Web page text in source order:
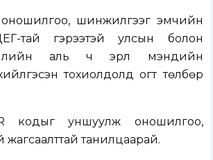
шинжилгээг эмчийн
тай гэрээтэй улсын болон
аль ч эрүүл мэндийн
тохиолдолд огт төлбөр
кодыг уншуулж оношилгоо,
танилцаарай.